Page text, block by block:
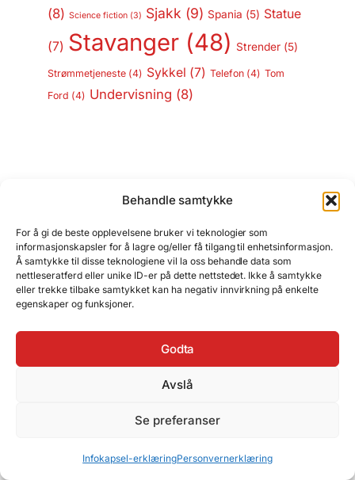
Behandle samtykke
For å gi de beste opplevelsene bruker vi teknologier som
informasjonskapsler for å lagre og/eller få tilgang til enhetsinformasjon.
Å samtykke til disse teknologiene vil la oss behandle data som
nettleseratferd eller unike ID-er på dette nettstedet. Ikke å samtykke
eller trekke tilbake samtykket kan ha negativ innvirkning på enkelte
egenskaper og funksjoner.
Godta
Avslå
Se preferanser
Infokapsel-erklæringPersonvernerklæring
(8) Science fiction(3) Sjakk (9) Spania (5) Statue
(7) Stavanger(48) Strender(5)
Strømmetjeneste(4) Sykkel (7) Telefon(4) Tom
Ford (4) Undervisning (8)
TormodtilØdemarkens menn – vilt og
vågalt
Marvin BjørnebekktilØdemarkens
menn – vilt og vågalt
Nyttige linker